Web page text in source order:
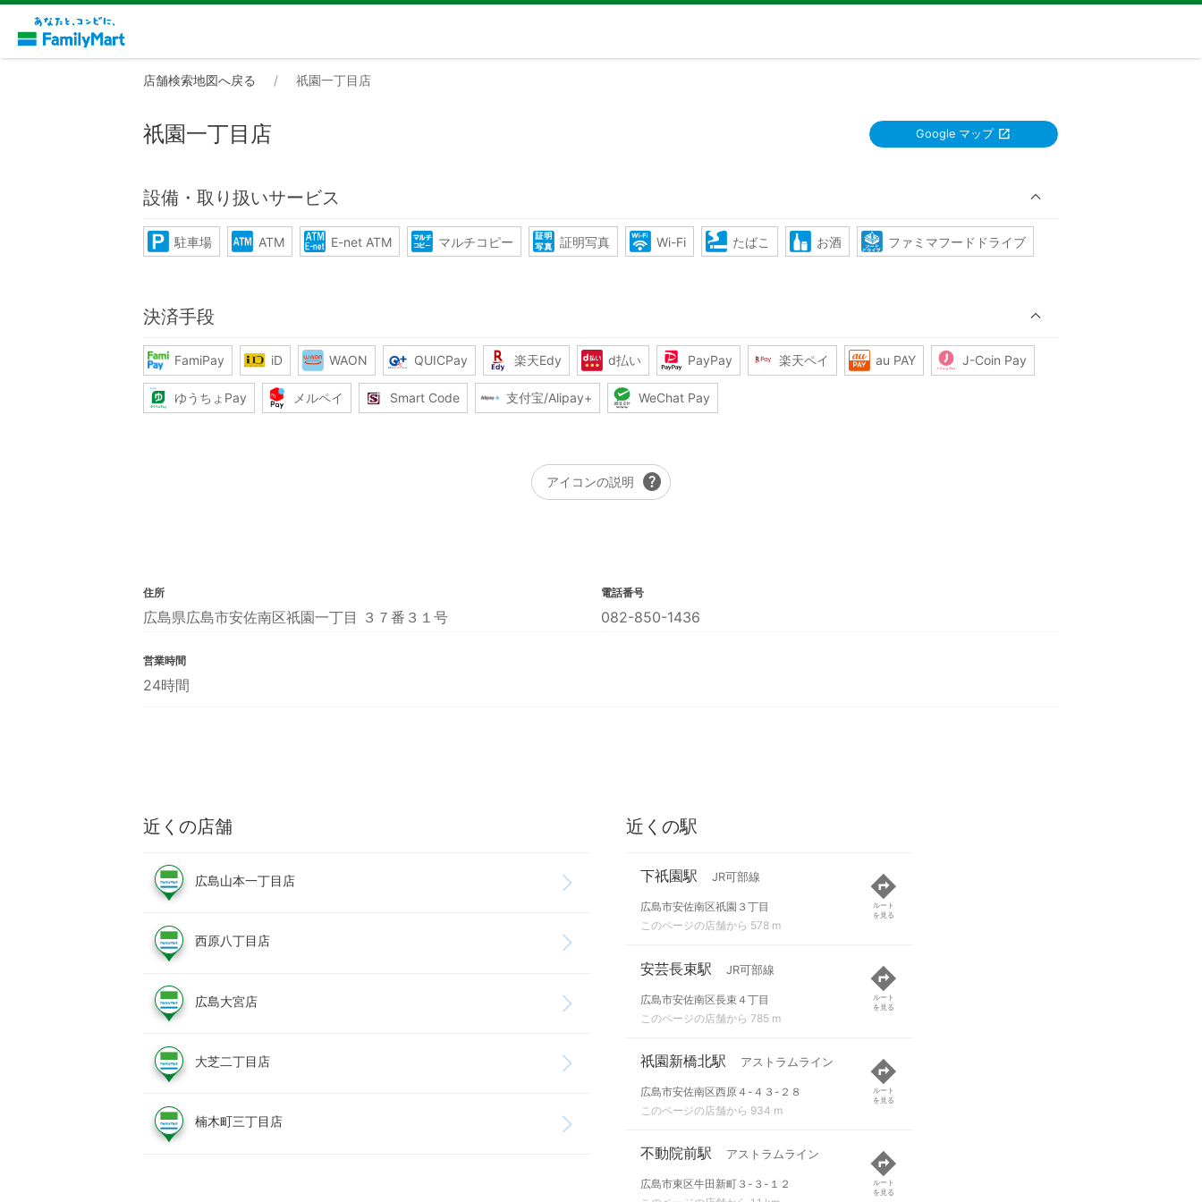
店舗検索地図へ戻る 祇園一丁目店
祇園一丁目店 Google マップ
設備・取り扱いサービス
駐車場 ATM E-net ATM マルチコピー 証明写真 Wi-Fi たばこ お酒 ファミマフードドライブ
決済手段
FamiPay iD WAON QUICPay 楽天Edy d払い PayPay 楽天ペイ au PAY J-Coin Pay
ゆうちょPay メルペイ Smart Code 支付宝/Alipay+ WeChat Pay
アイコンの説明 help
住所
広島県広島市安佐南区祇園一丁目 ３７番３１号
電話番号
082-850-1436
営業時間
24時間
近くの店舗
広島山本一丁目店
西原八丁目店
広島大宮店
大芝二丁目店
楠木町三丁目店
近くの駅
下祇園駅 JR可部線
広島市安佐南区祇園３丁目
このページの店舗から 578 m
ルート
を見る
安芸長束駅 JR可部線
広島市安佐南区長束４丁目
このページの店舗から 785 m
ルート
を見る
祇園新橋北駅 アストラムライン
広島市安佐南区西原４-４３-２８
このページの店舗から 934 m
ルート
を見る
不動院前駅 アストラムライン
広島市東区牛田新町３-３-１２
ルート
を見る